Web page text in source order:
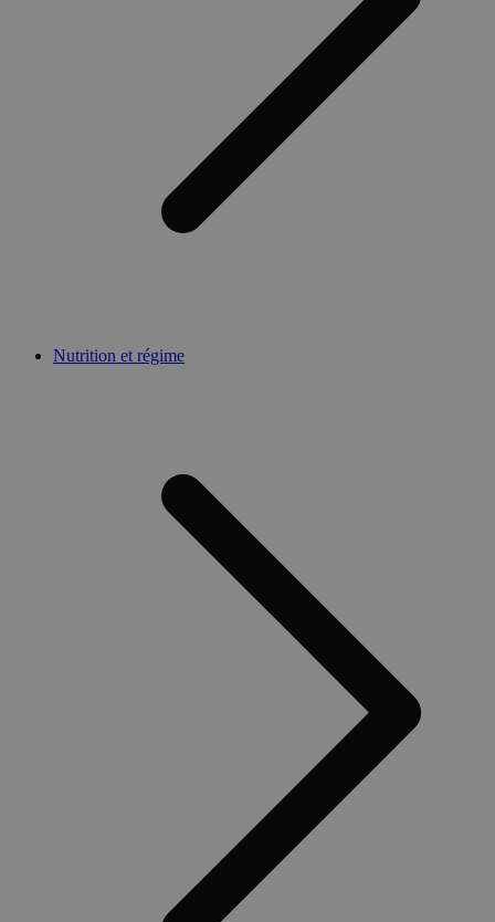
Nutrition et régime